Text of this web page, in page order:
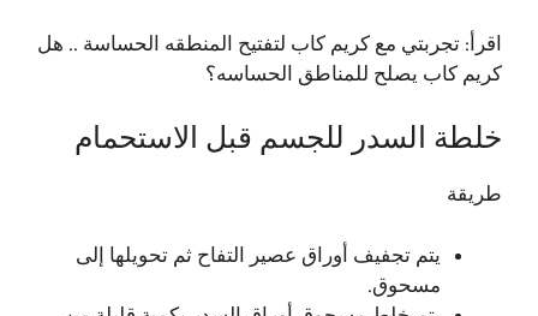
اقرأ: تجربتي مع كريم كاب لتفتيح المنطقه الحساسة .. هل
كريم كاب يصلح للمناطق الحساسه؟
خلطة السدر للجسم قبل الاستحمام
طريقة
يتم تجفيف أوراق عصير التفاح ثم تحويلها إلى
مسحوق.